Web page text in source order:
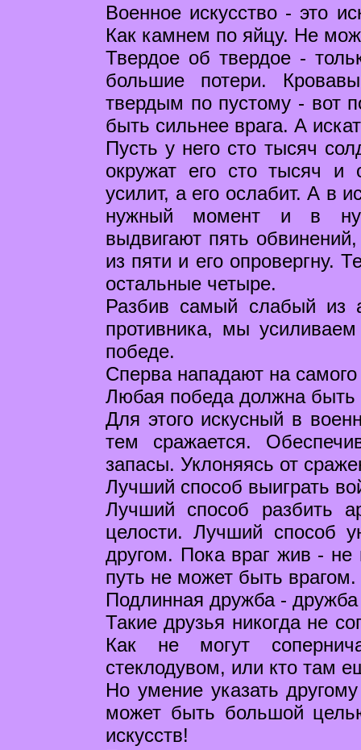
Военное искусство - это
Как камнем по яйцу. Не
Твердое об твердое -
большие потери.
твердым по пустому - вот
быть сильнее врага. А
Пусть у него сто тысяч
окружат его сто тысяч и
усилит, а его ослабит. А в
нужный момент и в
выдвигают пять
из пяти и его опровергну.
остальные четыре.
Разбив самый слабый из
противника, мы
победе.
Сперва нападают на самого
Любая победа должна быть
Для этого искусный в
тем сражается.
запасы. Уклоняясь от
Лучший способ выиграть
Лучший способ разбить
целости. Лучший способ
другом. Пока враг жив -
путь не может быть
Подлинная дружба -
Такие друзья никогда не
Как не могут
стеклодувом, или кто там
Но умение указать
может быть большой
искусств!